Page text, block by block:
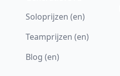
Soloprijzen (en)
Teamprijzen (en)
Blog (en)